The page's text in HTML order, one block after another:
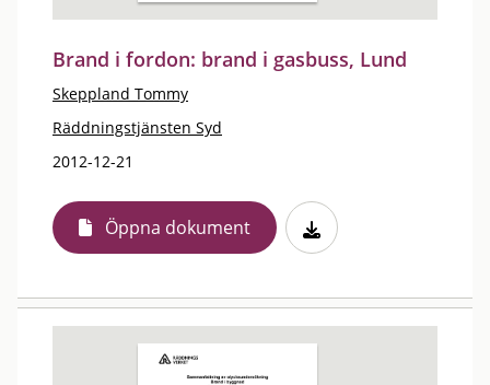
Brand i fordon: brand i gasbuss, Lund
Skeppland Tommy
Räddningstjänsten Syd
2012-12-21
Öppna dokument